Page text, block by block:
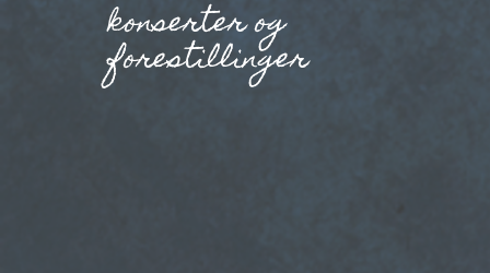
konserter og
forestillinger